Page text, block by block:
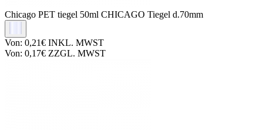
Chicago PET tiegel 50ml CHICAGO Tiegel d.70mm
Von: 0,21€ INKL. MWST
Von: 0,17€ ZZGL. MWST